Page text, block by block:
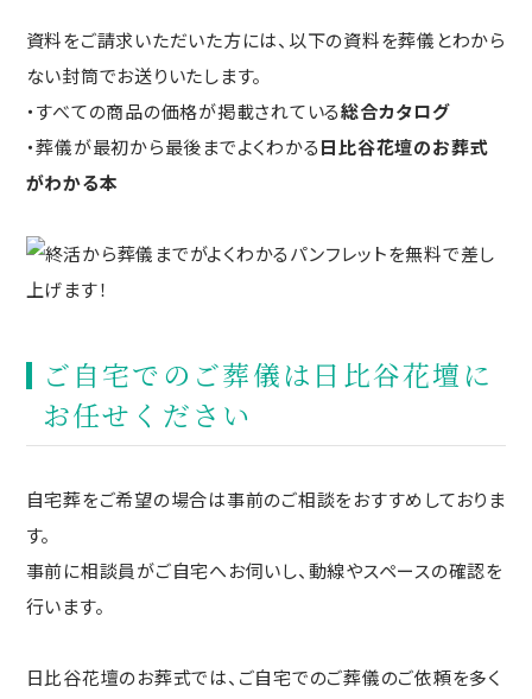
資料をご請求いただいた方には、以下の資料を葬儀とわから
ない封筒でお送りいたします。
・すべての商品の価格が掲載されている総合カタログ
・葬儀が最初から最後までよくわかる日比谷花壇のお葬式
がわかる本
ご自宅でのご葬儀は日比谷花壇に
お任せください
自宅葬をご希望の場合は事前のご相談をおすすめしておりま
す。
事前に相談員がご自宅へお伺いし、動線やスペースの確認を
行います。
日比谷花壇のお葬式では、ご自宅でのご葬儀のご依頼を多く